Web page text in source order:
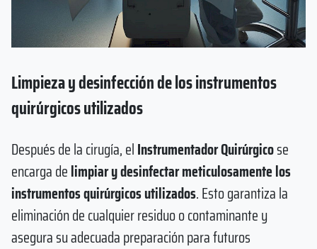
Limpieza y desinfección de los instrumentos
quirúrgicos utilizados
Después de la cirugía, elInstrumentador Quirúrgicose
encarga delimpiar y desinfectar meticulosamente los
instrumentos quirúrgicos utilizados. Esto garantiza la
eliminación de cualquier residuo o contaminante y
asegura su adecuada preparación para futuros